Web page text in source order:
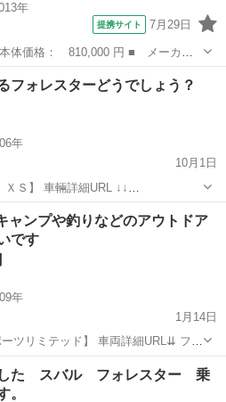
年
提携サイト 7月29日
スター ■ グレード名： ２．０
－ＭＯＤＥ メモリーナビ Ｂｌｕ
フォレスターどうでしょう？
年
10月1日
URL ↓↓
で簡単問合せ！24
オトロン
ャンプや釣りなどのアウトドア
です
年
1月14日
】 車両詳細URL⇊ フォ
問合せ！24時
下記より友達登録できます★ https:...
ー
した スバル フォレスター 乗
。